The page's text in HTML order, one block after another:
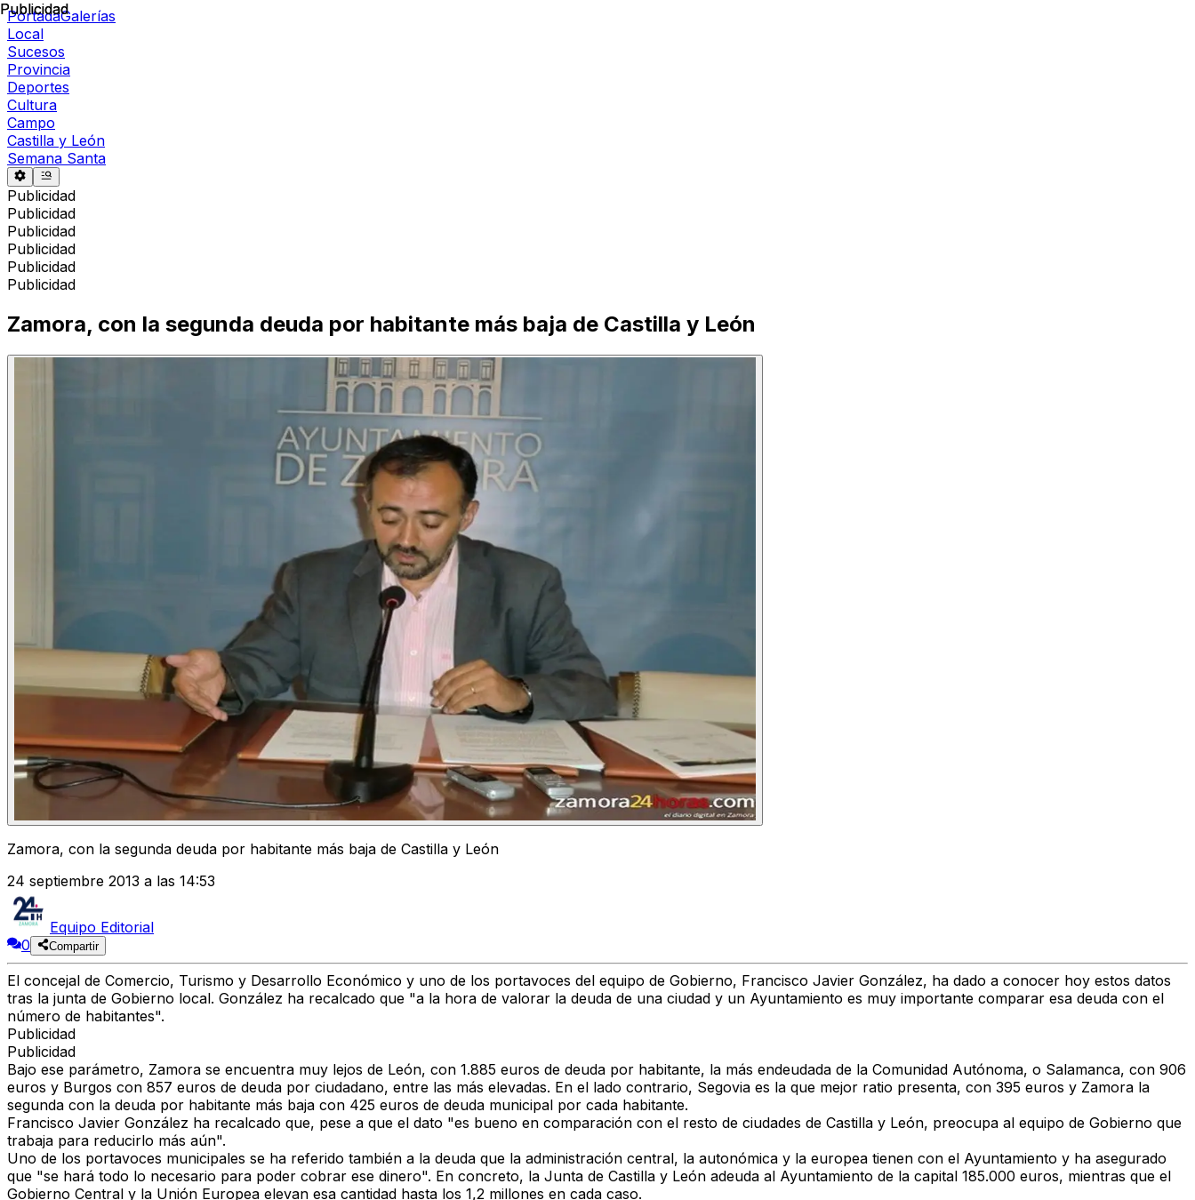
PortadaGalerías
Local
Sucesos
Provincia
Deportes
Cultura
Campo
Castilla y León
Semana Santa
Publicidad
Publicidad
Publicidad
Publicidad
Publicidad
Publicidad
Publicidad
Zamora, con la segunda deuda por habitante más baja de Castilla y León
Zamora, con la segunda deuda por habitante más baja de Castilla y León
24 septiembre 2013 a las 14:53
Equipo Editorial
0
Compartir
El concejal de Comercio, Turismo y Desarrollo Económico y uno de los portavoces del equipo de Gobierno, Francisco Javier González, ha dado a conocer hoy estos datos
tras la junta de Gobierno local. González ha recalcado que "a la hora de valorar la deuda de una ciudad y un Ayuntamiento es muy importante comparar esa deuda con el
número de habitantes".
Publicidad
Publicidad
Bajo ese parámetro, Zamora se encuentra muy lejos de León, con 1.885 euros de deuda por habitante, la más endeudada de la Comunidad Autónoma, o Salamanca, con 906
euros y Burgos con 857 euros de deuda por ciudadano, entre las más elevadas. En el lado contrario, Segovia es la que mejor ratio presenta, con 395 euros y Zamora la
segunda con la deuda por habitante más baja con 425 euros de deuda municipal por cada habitante.
Francisco Javier González ha recalcado que, pese a que el dato "es bueno en comparación con el resto de ciudades de Castilla y León, preocupa al equipo de Gobierno que
trabaja para reducirlo más aún".
Uno de los portavoces municipales se ha referido también a la deuda que la administración central, la autonómica y la europea tienen con el Ayuntamiento y ha asegurado
que "se hará todo lo necesario para poder cobrar ese dinero". En concreto, la Junta de Castilla y León adeuda al Ayuntamiento de la capital 185.000 euros, mientras que el
Gobierno Central y la Unión Europea elevan esa cantidad hasta los 1,2 millones en cada caso.
Publicidad